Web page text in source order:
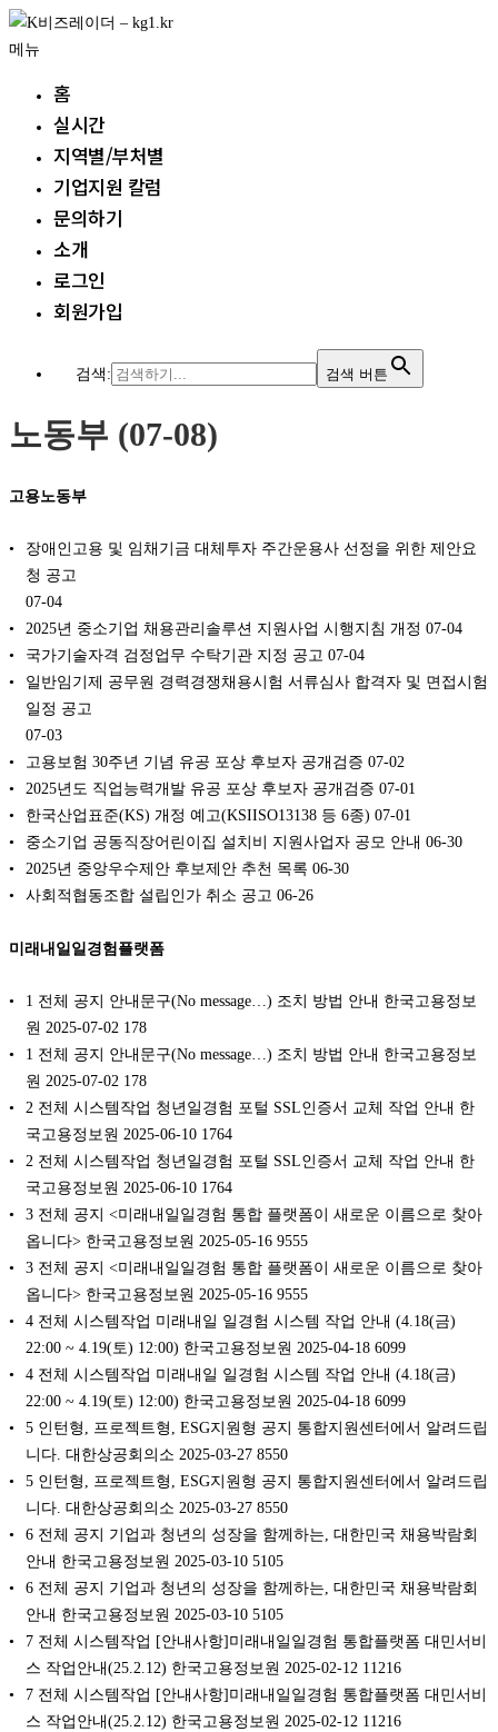
내
용
메뉴
홈
실시간
지역별/부처별
기업지원 칼럼
문의하기
소개
로그인
회원가입
검색: 검색 버튼
노동부 (07-08)
고용노동부
장애인고용 및 임채기금 대체투자 주간운용사 선정을 위한 제안요
청 공고
07-04
2025년 중소기업 채용관리솔루션 지원사업 시행지침 개정 07-04
국가기술자격 검정업무 수탁기관 지정 공고 07-04
일반임기제 공무원 경력경쟁채용시험 서류심사 합격자 및 면접시험
일정 공고
07-03
고용보험 30주년 기념 유공 포상 후보자 공개검증 07-02
2025년도 직업능력개발 유공 포상 후보자 공개검증 07-01
한국산업표준(KS) 개정 예고(KSIISO13138 등 6종) 07-01
중소기업 공동직장어린이집 설치비 지원사업자 공모 안내 06-30
2025년 중앙우수제안 후보제안 추천 목록 06-30
사회적협동조합 설립인가 취소 공고 06-26
미래내일일경험플랫폼
1 전체 공지 안내문구(No message…) 조치 방법 안내 한국고용정보
원 2025-07-02 178
1 전체 공지 안내문구(No message…) 조치 방법 안내 한국고용정보
원 2025-07-02 178
2 전체 시스템작업 청년일경험 포털 SSL인증서 교체 작업 안내 한
국고용정보원 2025-06-10 1764
2 전체 시스템작업 청년일경험 포털 SSL인증서 교체 작업 안내 한
국고용정보원 2025-06-10 1764
3 전체 공지 <미래내일일경험 통합 플랫폼이 새로운 이름으로 찾아
옵니다> 한국고용정보원 2025-05-16 9555
3 전체 공지 <미래내일일경험 통합 플랫폼이 새로운 이름으로 찾아
옵니다> 한국고용정보원 2025-05-16 9555
4 전체 시스템작업 미래내일 일경험 시스템 작업 안내 (4.18(금)
22:00 ~ 4.19(토) 12:00) 한국고용정보원 2025-04-18 6099
4 전체 시스템작업 미래내일 일경험 시스템 작업 안내 (4.18(금)
22:00 ~ 4.19(토) 12:00) 한국고용정보원 2025-04-18 6099
5 인턴형, 프로젝트형, ESG지원형 공지 통합지원센터에서 알려드립
니다. 대한상공회의소 2025-03-27 8550
5 인턴형, 프로젝트형, ESG지원형 공지 통합지원센터에서 알려드립
니다. 대한상공회의소 2025-03-27 8550
6 전체 공지 기업과 청년의 성장을 함께하는, 대한민국 채용박람회
안내 한국고용정보원 2025-03-10 5105
6 전체 공지 기업과 청년의 성장을 함께하는, 대한민국 채용박람회
안내 한국고용정보원 2025-03-10 5105
7 전체 시스템작업 [안내사항]미래내일일경험 통합플랫폼 대민서비
스 작업안내(25.2.12) 한국고용정보원 2025-02-12 11216
7 전체 시스템작업 [안내사항]미래내일일경험 통합플랫폼 대민서비
스 작업안내(25.2.12) 한국고용정보원 2025-02-12 11216